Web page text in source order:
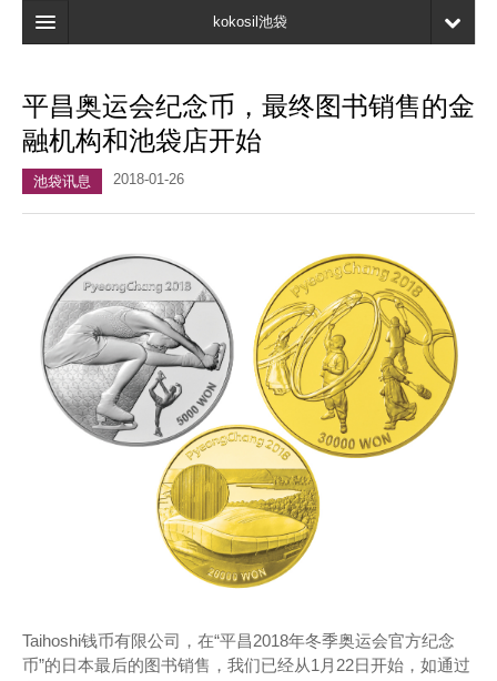
kokosil池袋
地图
最新信息
书签
平昌奥运会纪念币，最终图书销售的金
融机构和池袋店开始
池袋讯息 2018-01-26
Taihoshi钱币有限公司，在“平昌2018年冬季奥运会官方纪念
币”的日本最后的图书销售，我们已经从1月22日开始，如通过